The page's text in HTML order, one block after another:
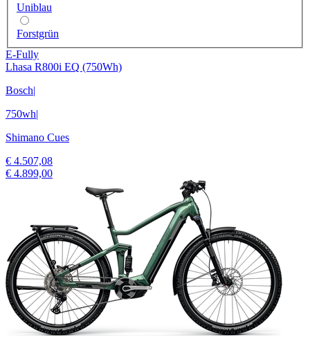
Uniblau
Forstgrün
E-Fully
Lhasa R800i EQ (750Wh)
Bosch|
750wh|
Shimano Cues
€ 4.507,08
€ 4.899,00